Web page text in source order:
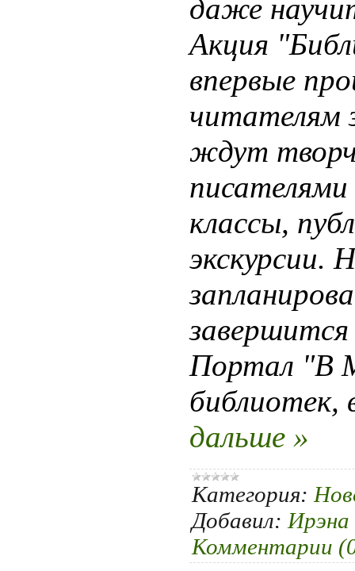
даже
Акция
впервые
читателям
ждут
классы,
экскурсии.
завершится
Портал "В
дальше »
Категория:
Добавил: Ирэна
Комментарии